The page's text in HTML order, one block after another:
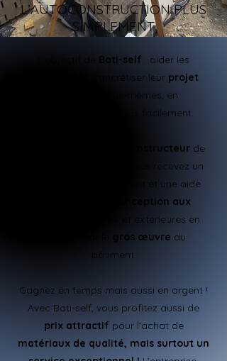
L’AUTOCONSTRUCTION PLUS
SIMPLEMENT
L’objectif de Bati-self : aider les
particuliers à concrétiser leur projet
eux-mêmes, en
autoconstruction, plus facilement.
autoconstructeurde
votre future maison ? Vous recevez un
solide accompagnement et une aide
conception aux
intérieures et extérieures en
gros œuvre du
bâtiment.
Gagnez en temps mais aussi en argent !
Avec Bati-self, vous profitez aussi de
prix attractif pour l’achat de
matériaux de qualité, mais surtout un